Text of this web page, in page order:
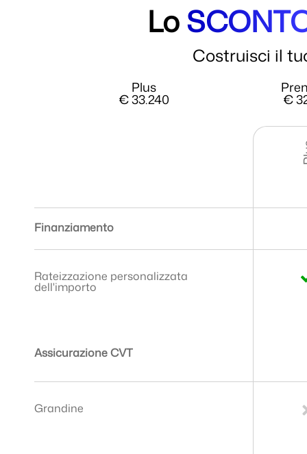
Lo
Costruisci il
Plus
€ 33.240 €
Finanziamento
Rateizzazione personalizzata
dell'importo
Assicurazione CVT
Grandine